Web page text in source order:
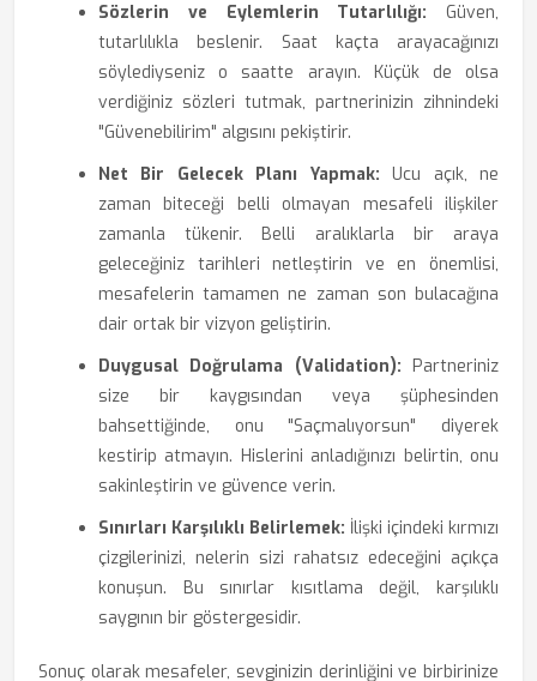
Sözlerin ve Eylemlerin Tutarlılığı: Güven,
tutarlılıkla beslenir. Saat kaçta arayacağınızı
söylediyseniz o saatte arayın. Küçük de olsa
verdiğiniz sözleri tutmak, partnerinizin zihnindeki
"Güvenebilirim" algısını pekiştirir.
Net Bir Gelecek Planı Yapmak: Ucu açık, ne
zaman biteceği belli olmayan mesafeli ilişkiler
zamanla tükenir. Belli aralıklarla bir araya
geleceğiniz tarihleri netleştirin ve en önemlisi,
mesafelerin tamamen ne zaman son bulacağına
dair ortak bir vizyon geliştirin.
Duygusal Doğrulama (Validation): Partneriniz
size bir kaygısından veya şüphesinden
bahsettiğinde, onu "Saçmalıyorsun" diyerek
kestirip atmayın. Hislerini anladığınızı belirtin, onu
sakinleştirin ve güvence verin.
Sınırları Karşılıklı Belirlemek: İlişki içindeki kırmızı
çizgilerinizi, nelerin sizi rahatsız edeceğini açıkça
konuşun. Bu sınırlar kısıtlama değil, karşılıklı
saygının bir göstergesidir.
Sonuç olarak mesafeler, sevginizin derinliğini ve birbirinize